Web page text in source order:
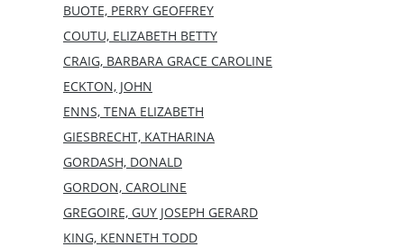
BUOTE, PERRY GEOFFREY
COUTU, ELIZABETH BETTY
CRAIG, BARBARA GRACE CAROLINE
ECKTON, JOHN
ENNS, TENA ELIZABETH
GIESBRECHT, KATHARINA
GORDASH, DONALD
GORDON, CAROLINE
GREGOIRE, GUY JOSEPH GERARD
KING, KENNETH TODD